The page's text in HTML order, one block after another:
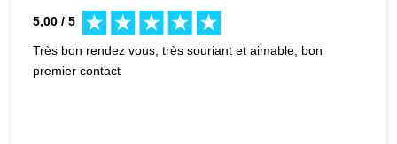
5,00 / 5
Très bon rendez vous, très souriant et aimable, bon
premier contact